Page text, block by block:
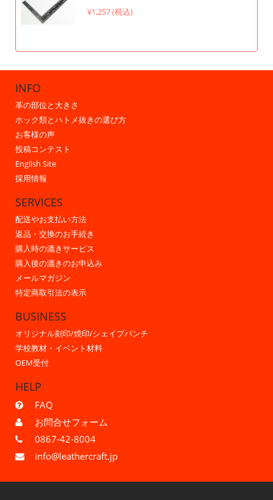
¥1,257 (税込)
INFO
革の部位と大きさ
ホック類とハトメ抜きの選び方
お客様の声
投稿コンテスト
English Site
採用情報
SERVICES
配送やお支払い方法
返品・交換のお手続き
購入時の漉きサービス
購入後の漉きのお申込み
メールマガジン
特定商取引法の表示
BUSINESS
オリジナル刻印/焼印/シェイプパンチ
学校教材・イベント材料
OEM受付
HELP
FAQ
お問合せフォーム
0867-42-8004
info@leathercraft.jp